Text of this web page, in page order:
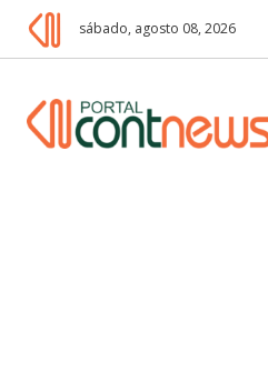
sábado, agosto 08, 2026